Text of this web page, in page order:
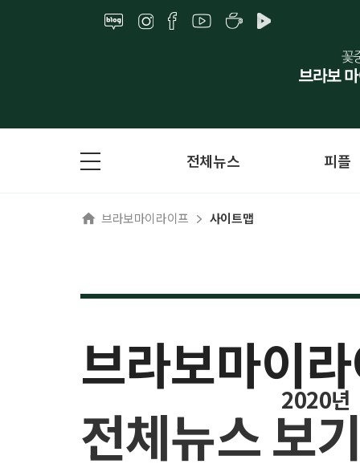
전체뉴스 피플
브라보마이라이프 사이트맵
브라보마이
전체뉴스 보
2020년